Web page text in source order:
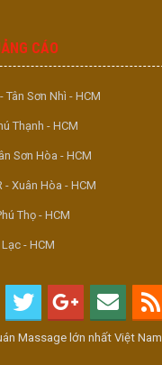
CÁO
Sơn Nhì - HCM
Thạnh - HCM
Sơn Hòa - HCM
- Xuân Hòa - HCM
Thọ - HCM
- HCM
Massage lớn nhất Việt Nam